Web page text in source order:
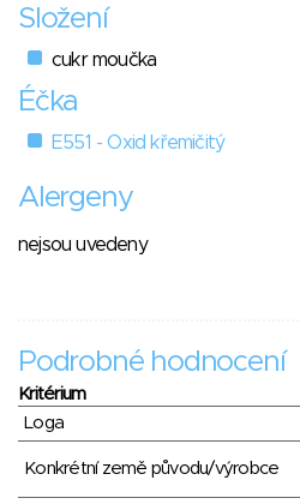
Složení
cukr moučka
Éčka
E551 - Oxid křemičitý
Alergeny
nejsou uvedeny
Podrobné hodnocení
Kritérium
Loga
Konkrétní země původu/výrobce